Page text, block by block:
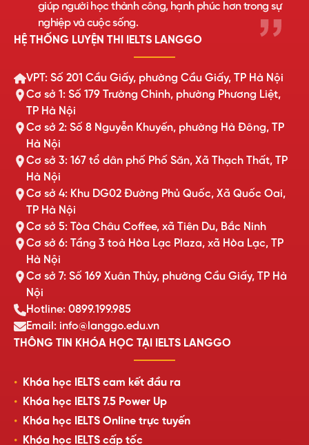
giúp người học thành công, hạnh phúc hơn trong sự
nghiệp và cuộc sống.
HỆ THỐNG LUYỆN THI IELTS LANGGO
VPT: Số 201 Cầu Giấy, phường Cầu Giấy, TP Hà Nội
Cơ sở 1: Số 179 Trường Chinh, phường Phương Liệt,
TP Hà Nội
Cơ sở 2: Số 8 Nguyễn Khuyến, phường Hà Đông, TP
Hà Nội
Cơ sở 3: 167 tổ dân phố Phố Săn, Xã Thạch Thất, TP
Hà Nội
Cơ sở 4: Khu DG02 Đường Phủ Quốc, Xã Quốc Oai,
TP Hà Nội
Cơ sở 5: Tòa Châu Coffee, xã Tiên Du, Bắc Ninh
Cơ sở 6: Tầng 3 toà Hòa Lạc Plaza, xã Hòa Lạc, TP
Hà Nội
Cơ sở 7: Số 169 Xuân Thủy, phường Cầu Giấy, TP Hà
Nội
Hotline: 0899.199.985
Email: info@langgo.edu.vn
THÔNG TIN KHÓA HỌC TẠI IELTS LANGGO
Khóa học IELTS cam kết đầu ra
Khóa học IELTS 7.5 Power Up
Khóa học IELTS Online trực tuyến
Khóa học IELTS cấp tốc